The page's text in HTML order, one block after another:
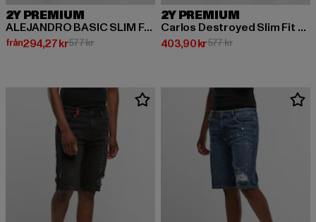
2Y PREMIUM
ALEJANDRO BASIC SLIM FIT JEANS
från294,27 kr
Nuvarande pris: Från 294,27 kr
577 krKampanjpris: 577 kr
2Y PREMIUM
Carlos Destroyed Slim Fit Jeans
403,90 kr
Nuvarande pris: 403,90 kr
577 krKampanjpris: 577 kr